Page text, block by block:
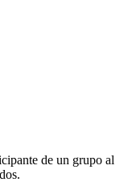
de un grupo al